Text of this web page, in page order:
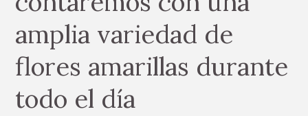
amplia variedad de
flores amarillas durante
todo el día
todo
día